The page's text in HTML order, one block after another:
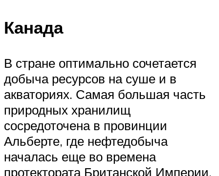
Канада
В стране оптимально сочетается
добыча ресурсов на суше и в
акваториях. Самая большая часть
природных хранилищ
сосредоточена в провинции
Альберте, где нефтедобыча
началась еще во времена
протектората Британской Империи.